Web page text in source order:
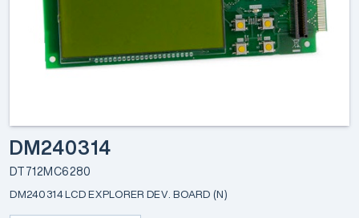
DM240314
DT712MC6280
DM240314 LCD EXPLORER DEV. BOARD (N)